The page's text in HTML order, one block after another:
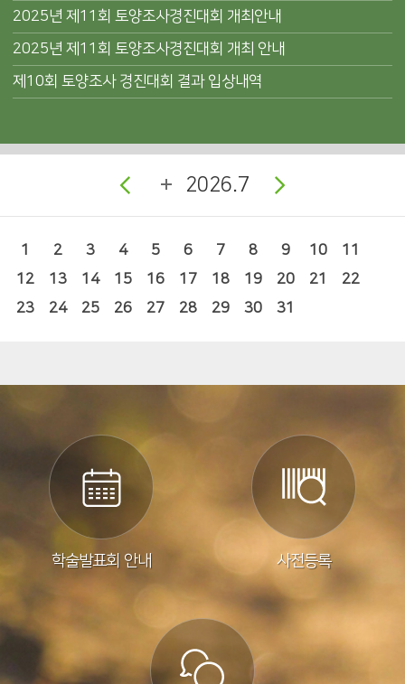
2025년 제11회 토양조사경진대회 개최안내
2025년 제11회 토양조사경진대회 개최 안내
제10회 토양조사 경진대회 결과 입상내역
2026.7
1 2 3 4 5 6 7 8 9 10
11
12
13 14 15 16 17 18 19 20 21
22
23
24 25 26 27 28 29 30 31
학술발표회 안내 사전등록